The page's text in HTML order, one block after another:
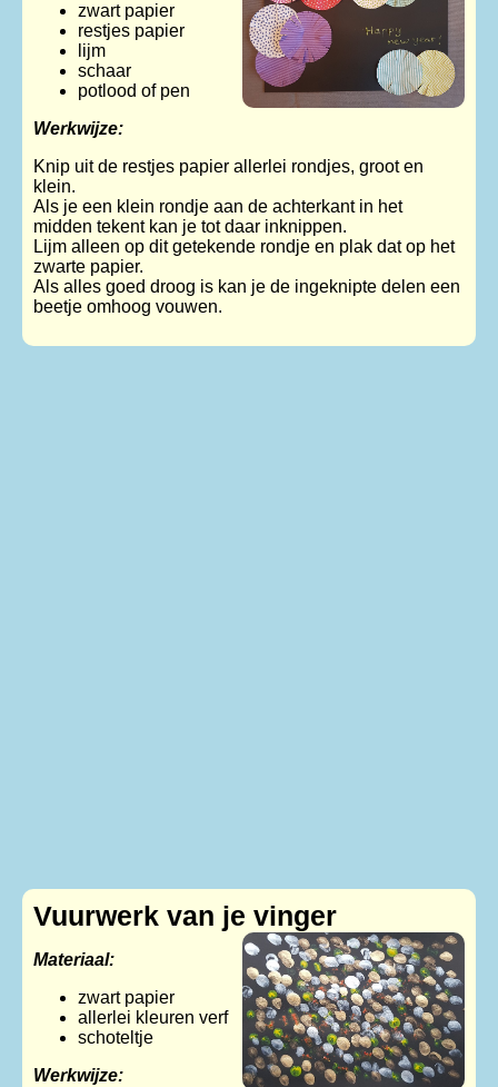
zwart papier
restjes papier
lijm
schaar
potlood of pen
Werkwijze:
Knip uit de restjes papier allerlei rondjes, groot en
klein.
Als je een klein rondje aan de achterkant in het
midden tekent kan je tot daar inknippen.
Lijm alleen op dit getekende rondje en plak dat op het
zwarte papier.
Als alles goed droog is kan je de ingeknipte delen een
beetje omhoog vouwen.
Vuurwerk van je vinger
Materiaal:
zwart papier
allerlei kleuren verf
schoteltje
Werkwijze: